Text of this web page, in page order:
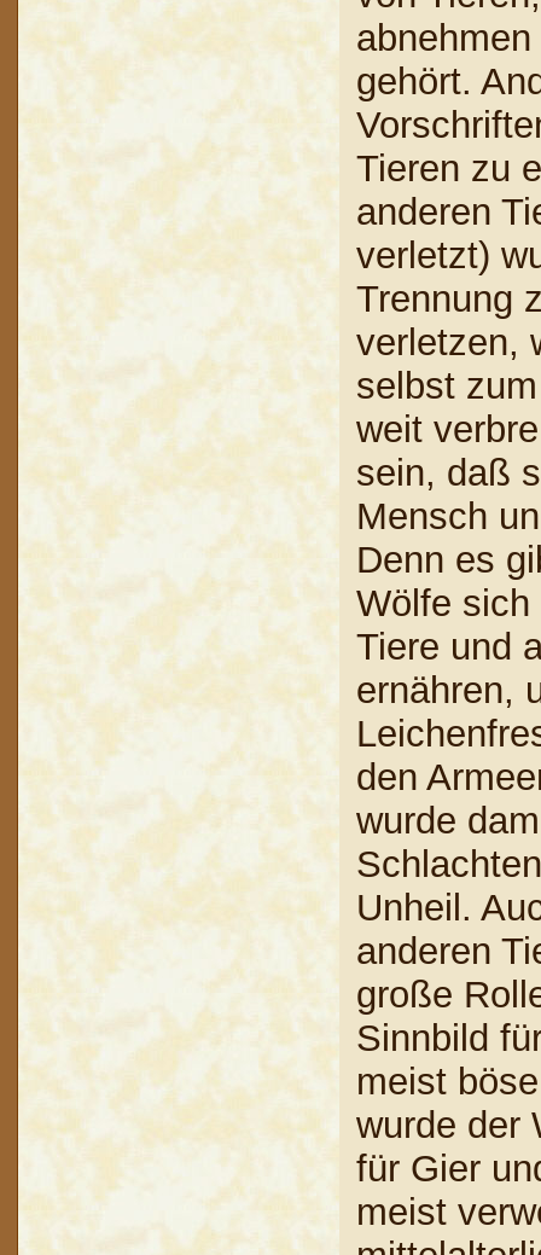
gehört.
Tieren zu
anderen
verletzt)
Trennung
verletzen,
selbst
weit
sein, daß
Mensch
Denn es
Wölfe
Tiere und
ernähren,
den
wurde
Unheil.
anderen
große
Sinnbild
meist
wurde der
für Gier
meist